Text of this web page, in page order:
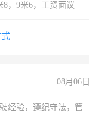
8，9米6，工资面议
08月06日
经验，遵纪守法，管